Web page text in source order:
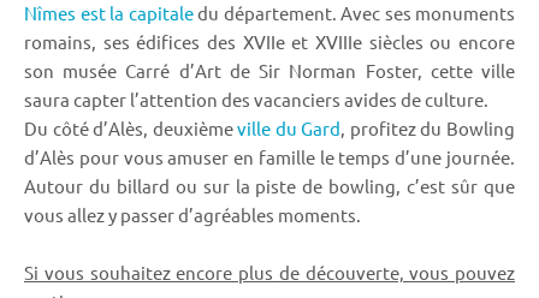
Nîmes est la capitaledu département. Avec ses monuments
romains, ses édifices des XVIIe et XVIIIe siècles ou encore
son musée Carré d’Art de Sir Norman Foster, cette ville
saura capter l’attention des vacanciers avides de culture.
Du côté d’Alès, deuxièmeville du Gard, profitez du Bowling
d’Alès pour vous amuser en famille le temps d’une journée.
Autour du billard ou sur la piste de bowling, c’est sûr que
vous allez y passer d’agréables moments.
Si vous souhaitez encore plus de découverte, vous pouvez